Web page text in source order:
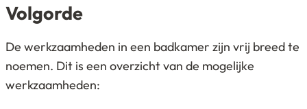
Volgorde
De werkzaamheden in een badkamer zijn vrij breed te
noemen. Dit is een overzicht van de mogelijke
werkzaamheden: